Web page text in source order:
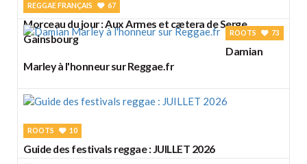
REGGAE FRANÇAIS 67
Morceau du jour : Aux Armes et cætera de Serge
Gainsbourg
ROOTS 73
Damian
Marley à l'honneur sur Reggae.fr
ROOTS 10
Guide des festivals reggae : JUILLET 2026